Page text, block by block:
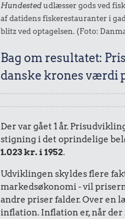
Hundestedudlæsser gods ved
af datidens fiskerestauranter i
blitz ved optagelsen. (Foto:
Bag om resultatet:
danske krones værdi
Der var gået 1 år.
stigning i det oprindelige
1.023 kr. i 1952.
Udviklingen skyldes flere
markedsøkonomi - vil
andre priser falder. Over en
inflation. Inflation er, når